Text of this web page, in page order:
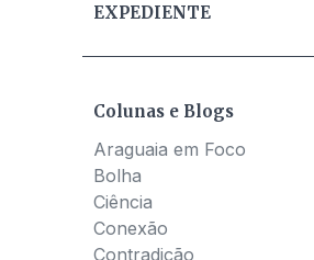
EXPEDIENTE
Colunas e Blogs
Araguaia em Foco
Bolha
Ciência
Conexão
Contradição